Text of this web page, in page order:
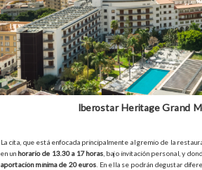
Iberostar Heritage Grand
La cita, que está enfocada principalmente al gremio de la
en un horario de 13.30 a 17 horas , bajo invitación personal, y
aportación mínima de 20 euros . En ella se podrán degustar